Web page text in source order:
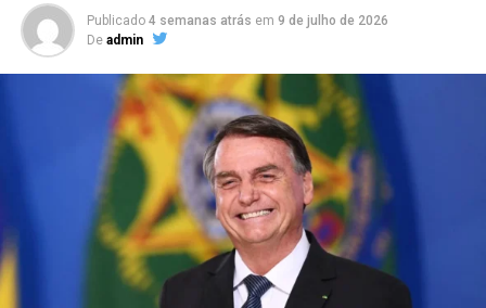
Publicado 4 semanas atrás em 9 de julho de 2026
De admin